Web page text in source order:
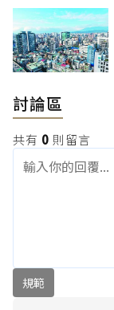
討論區
共有 0 則留言
規範